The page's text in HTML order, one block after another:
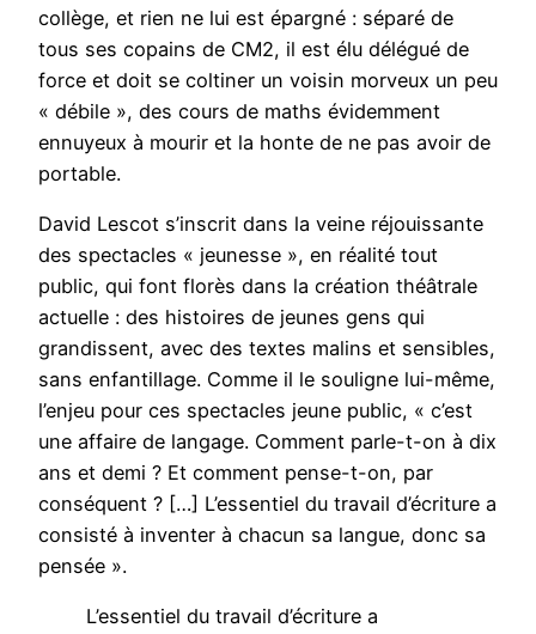
collège, et rien ne lui est épargné : séparé de
tous ses copains de CM2, il est élu délégué de
force et doit se coltiner un voisin morveux un peu
« débile », des cours de maths évidemment
ennuyeux à mourir et la honte de ne pas avoir de
portable.
David Lescot s’inscrit dans la veine réjouissante
des spectacles « jeunesse », en réalité tout
public, qui font florès dans la création théâtrale
actuelle : des histoires de jeunes gens qui
grandissent, avec des textes malins et sensibles,
sans enfantillage. Comme il le souligne lui-même,
l’enjeu pour ces spectacles jeune public, « c’est
une affaire de langage. Comment parle-t-on à dix
ans et demi ? Et comment pense-t-on, par
conséquent ? […] L’essentiel du travail d’écriture a
consisté à inventer à chacun sa langue, donc sa
pensée ».
L’essentiel du travail d’écriture a